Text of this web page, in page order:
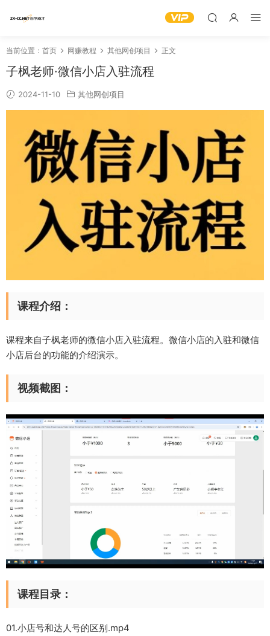
当前位置： 首页 网赚教程 其他网创项目 正文
子枫老师·微信小店入驻流程
2024-11-10 其他网创项目
课程介绍：
课程来自子枫老师的微信小店入驻流程。微信小店的入驻和微信
小店后台的功能的介绍演示。
视频截图：
课程目录：
01.小店号和达人号的区别.mp4